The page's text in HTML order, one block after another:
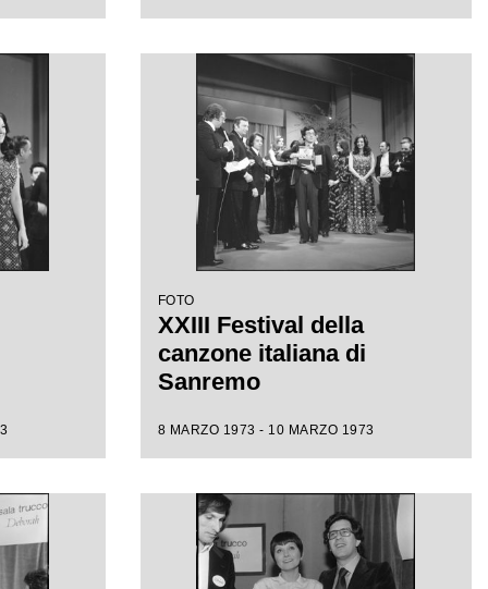
FOTO
XXIII Festival della
canzone italiana di
Sanremo
8 MARZO 1973 - 10 MARZO 1973